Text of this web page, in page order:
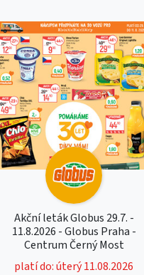
Akční leták Globus 29.7. -
11.8.2026 - Globus Praha -
Centrum Černý Most
platí do: úterý 11.08.2026